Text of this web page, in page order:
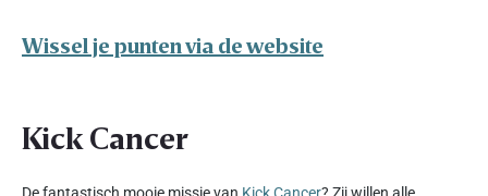
Wissel je punten via de website
Kick Cancer